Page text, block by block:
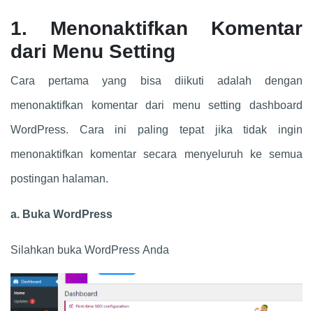
1. Menonaktifkan Komentar
dari Menu Setting
Cara pertama yang bisa diikuti adalah dengan
menonaktifkan komentar dari menu setting dashboard
WordPress. Cara ini paling tepat jika tidak ingin
menonaktifkan komentar secara menyeluruh ke semua
postingan halaman.
a. Buka WordPress
Silahkan buka WordPress Anda